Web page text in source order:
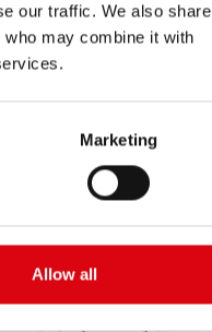
our traffic. We also share
may combine it with
Marketing
Allow all